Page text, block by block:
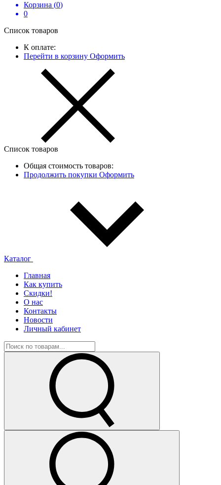
Корзина (0)
0
Список товаров
К оплате:
Перейти в корзину Оформить
Список товаров
Общая стоимость товаров:
Продолжить покупки Оформить
Каталог
Главная
Как купить
Скидки!
О нас
Контакты
Новости
Личный кабинет